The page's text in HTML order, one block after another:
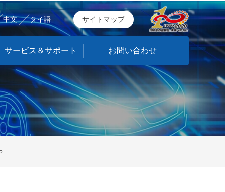
中文 タイ語 サイトマップ
サービス＆サポート お問い合わせ